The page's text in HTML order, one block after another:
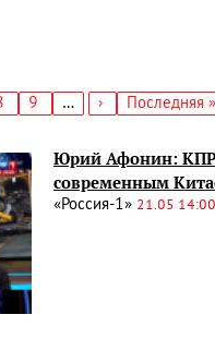
Страница
9 …
Следующая
›
Последняя
Последняя »
Юрий Афонин:
современным
«Россия-1» 21.05 14:00